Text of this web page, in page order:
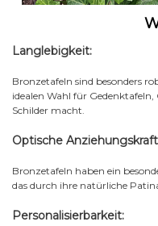
Langlebigkeit:
Bronzetafeln sind besonders
idealen Wahl für
Schilder macht.
Optische
Bronzetafeln haben ein
das durch ihre natürliche
Personalisierbarkeit: